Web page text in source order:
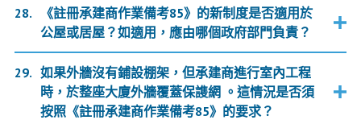
《註冊承建商作業備考85》的新制度是否適用於
公屋或居屋？如適用，應由哪個政府部門負責？
如果外牆沒有鋪設棚架，但承建商進行室內工程
時，於整座大廈外牆覆蓋保謢網 。這情況是否須
按照《註冊承建商作業備考85》的要求？